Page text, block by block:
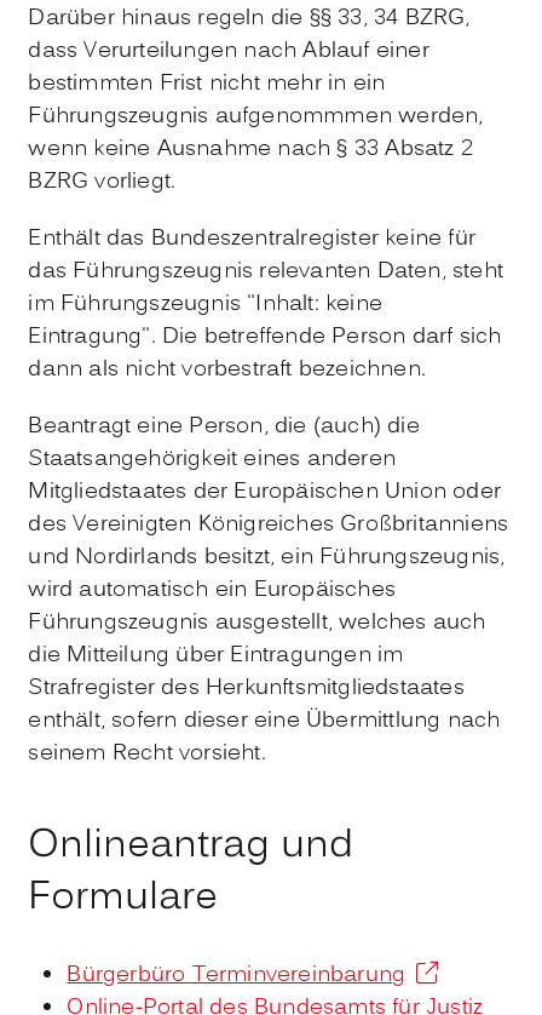
Darüber hinaus regeln die §§ 33, 34 BZRG,
dass Verurteilungen nach Ablauf einer
bestimmten Frist nicht mehr in ein
Führungszeugnis aufgenommmen werden,
wenn keine Ausnahme nach § 33 Absatz 2
BZRG vorliegt.
Enthält das Bundeszentralregister keine für
das Führungszeugnis relevanten Daten, steht
im Führungszeugnis "Inhalt: keine
Eintragung". Die betreffende Person darf sich
dann als nicht vorbestraft bezeichnen.
Beantragt eine Person, die (auch) die
Staatsangehörigkeit eines anderen
Mitgliedstaates der Europäischen Union oder
des Vereinigten Königreiches Großbritanniens
und Nordirlands besitzt, ein Führungszeugnis,
wird automatisch ein Europäisches
Führungszeugnis ausgestellt, welches auch
die Mitteilung über Eintragungen im
Strafregister des Herkunftsmitgliedstaates
enthält, sofern dieser eine Übermittlung nach
seinem Recht vorsieht.
Onlineantrag und
Formulare
Bürgerbüro Terminvereinbarung
Online-Portal des Bundesamts für Justiz